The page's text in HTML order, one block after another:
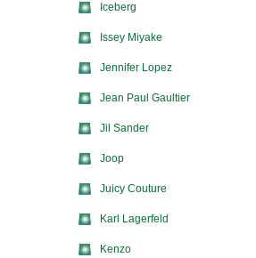
Iceberg
Issey Miyake
Jennifer Lopez
Jean Paul Gaultier
Jil Sander
Joop
Juicy Couture
Karl Lagerfeld
Kenzo